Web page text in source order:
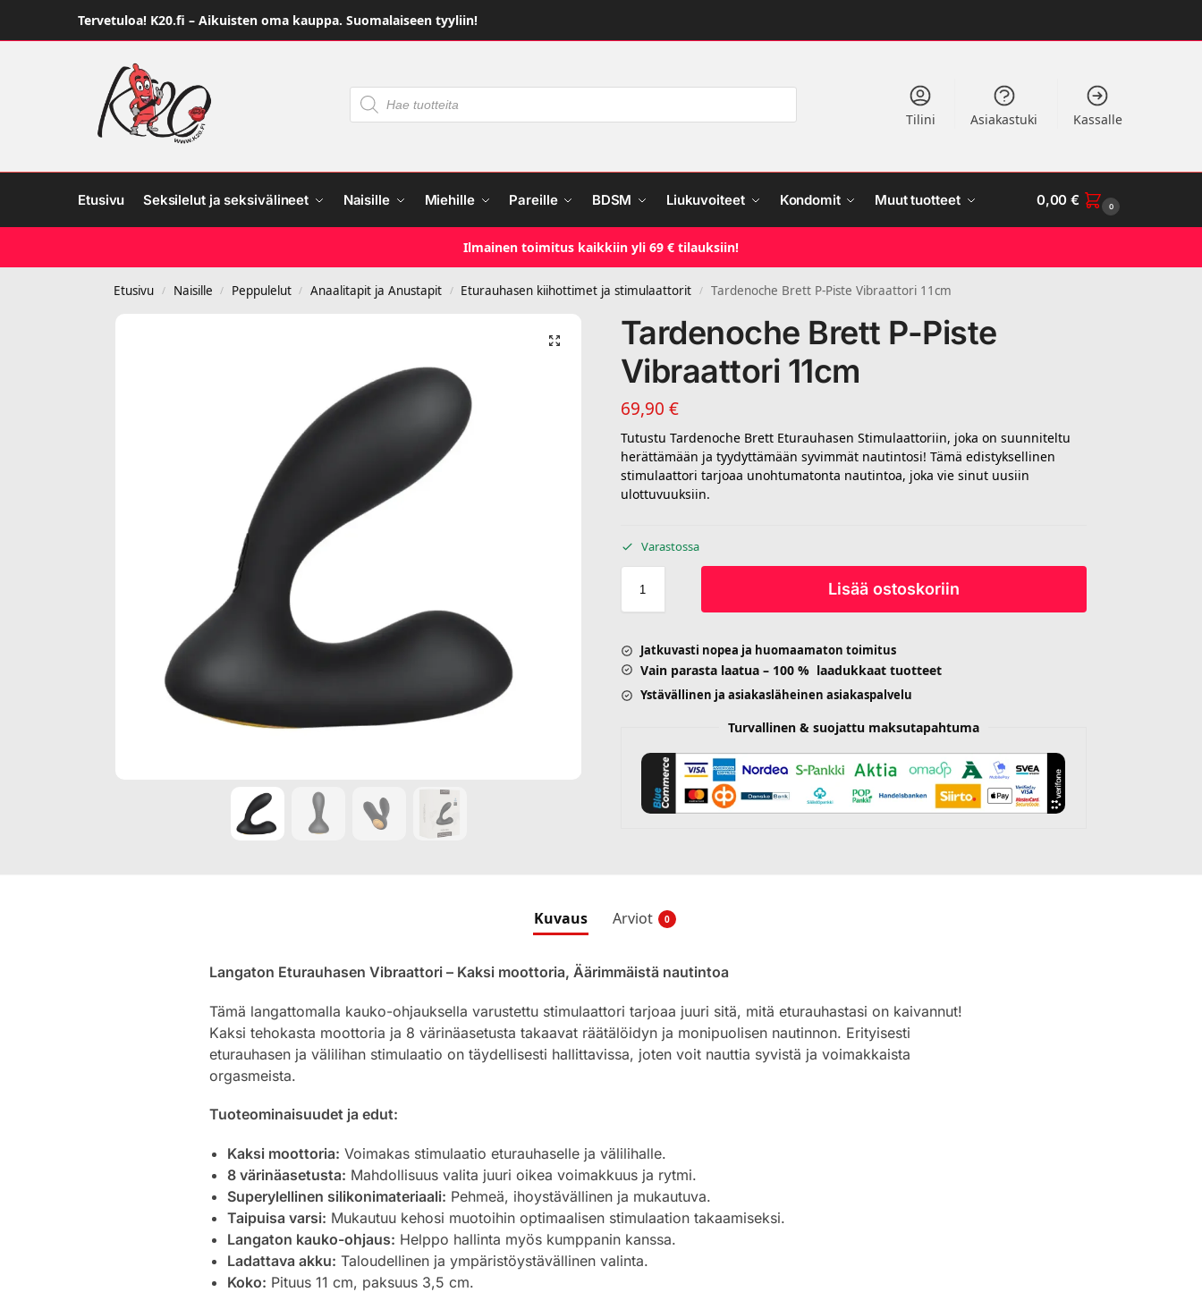
Tervetuloa! K20.fi – Aikuisten oma kauppa. Suomalaiseen tyyliin!
Tilini Asiakastuki Kassalle
Etusivu Seksilelut ja seksivälineet Naisille Miehille Pareille BDSM Liukuvoiteet Kondomit Muut tuotteet 0,00€ 0
Ilmainen toimitus kaikkiin yli 69 € tilauksiin!
Etusivu / Naisille / Peppulelut / Anaalitapit ja Anustapit / Eturauhasen kiihottimet ja stimulaattorit / Tardenoche Brett P-Piste Vibraattori 11cm
Tardenoche Brett P-Piste
Vibraattori 11cm
69,90 €
Tutustu Tardenoche Brett Eturauhasen Stimulaattoriin, joka on suunniteltu
herättämään ja tyydyttämään syvimmät nautintosi! Tämä edistyksellinen
stimulaattori tarjoaa unohtumatonta nautintoa, joka vie sinut uusiin
ulottuvuuksiin.
Varastossa
Lisää ostoskoriin
Jatkuvasti nopea ja huomaamaton toimitus
Vain parasta laatua – 100 % laadukkaat tuotteet
Ystävällinen ja asiakasläheinen asiakaspalvelu
Turvallinen & suojattu maksutapahtuma
Kuvaus Arviot 0
Langaton Eturauhasen Vibraattori – Kaksi moottoria, Äärimmäistä nautintoa
Tämä langattomalla kauko-ohjauksella varustettu stimulaattori tarjoaa juuri sitä, mitä eturauhastasi on kaivannut!
Kaksi tehokasta moottoria ja 8 värinäasetusta takaavat räätälöidyn ja monipuolisen nautinnon. Erityisesti
eturauhasen ja välilihan stimulaatio on täydellisesti hallittavissa, joten voit nauttia syvistä ja voimakkaista
orgasmeista.
Tuoteominaisuudet ja edut:
Kaksi moottoria: Voimakas stimulaatio eturauhaselle ja välilihalle.
8 värinäasetusta: Mahdollisuus valita juuri oikea voimakkuus ja rytmi.
Superylellinen silikonimateriaali: Pehmeä, ihoystävällinen ja mukautuva.
Taipuisa varsi: Mukautuu kehosi muotoihin optimaalisen stimulaation takaamiseksi.
Langaton kauko-ohjaus: Helppo hallinta myös kumppanin kanssa.
Ladattava akku: Taloudellinen ja ympäristöystävällinen valinta.
Koko: Pituus 11 cm, paksuus 3,5 cm.